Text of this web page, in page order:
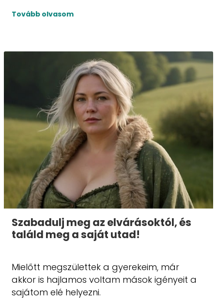
Tovább olvasom
Szabadulj meg az elvárásoktól, és
találd meg a saját utad!
Mielőtt megszülettek a gyerekeim, már
akkor is hajlamos voltam mások igényeit a
sajátom elé helyezni.